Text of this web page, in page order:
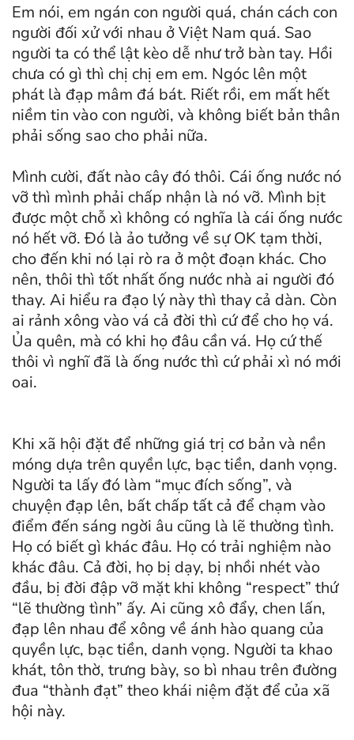
Em nói, em ngán con người quá, chán cách con
người đối xử với nhau ở Việt Nam quá. Sao
người ta có thể lật kèo dễ như trở bàn tay. Hồi
chưa có gì thì chị chị em em. Ngóc lên một
phát là đạp mâm đá bát. Riết rồi, em mất hết
niềm tin vào con người, và không biết bản thân
phải sống sao cho phải nữa.
Mình cười, đất nào cây đó thôi. Cái ống nước nó
vỡ thì mình phải chấp nhận là nó vỡ. Mình bịt
được một chỗ xì không có nghĩa là cái ống nước
nó hết vỡ. Đó là ảo tưởng về sự OK tạm thời,
cho đến khi nó lại rò ra ở một đoạn khác. Cho
nên, thôi thì tốt nhất ống nước nhà ai người đó
thay. Ai hiểu ra đạo lý này thì thay cả dàn. Còn
ai rảnh xông vào vá cả đời thì cứ để cho họ vá.
Ủa quên, mà có khi họ đâu cần vá. Họ cứ thế
thôi vì nghĩ đã là ống nước thì cứ phải xì nó mới
oai.
Khi xã hội đặt để những giá trị cơ bản và nền
móng dựa trên quyền lực, bạc tiền, danh vọng.
Người ta lấy đó làm “mục đích sống”, và
chuyện đạp lên, bất chấp tất cả để chạm vào
điểm đến sáng ngời âu cũng là lẽ thường tình.
Họ có biết gì khác đâu. Họ có trải nghiệm nào
khác đâu. Cả đời, họ bị dạy, bị nhồi nhét vào
đầu, bị đời đập vỡ mặt khi không “respect” thứ
“lẽ thường tình” ấy. Ai cũng xô đẩy, chen lấn,
đạp lên nhau để xông về ánh hào quang của
quyền lực, bạc tiền, danh vọng. Người ta khao
khát, tôn thờ, trưng bày, so bì nhau trên đường
đua “thành đạt” theo khái niệm đặt để của xã
hội này.